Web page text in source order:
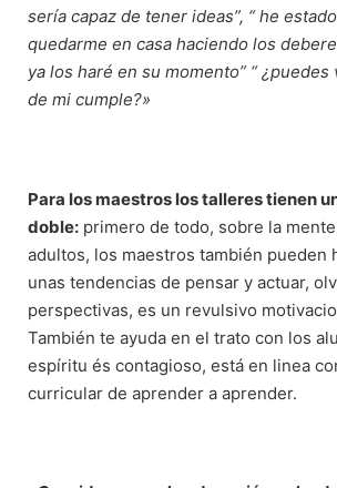
sería capaz de tener ideas”, “ he
quedarme en casa haciendo los
ya los haré en su momento” “
de mi cumple?»
Para los maestros los talleres tienen
doble: primero de todo, sobre la
adultos, los maestros también pueden
unas tendencias de pensar y actuar,
perspectivas, es un revulsivo
También te ayuda en el trato con los
espíritu és contagioso, está en linea
curricular de aprender a aprender.